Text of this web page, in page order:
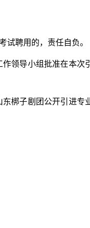
聘用的，责任自负。
领导小组批准在本次
梆子剧团公开引进专